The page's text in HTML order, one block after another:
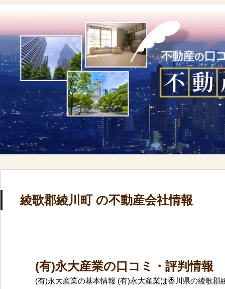
綾歌郡綾川町 の不動産会社情報
(有)永大産業の口コミ・評判情報
(有)永大産業の基本情報 (有)永大産業は香川県の綾歌郡